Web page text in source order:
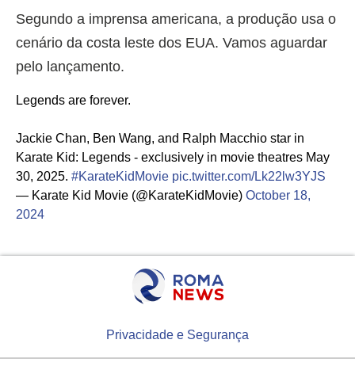
Segundo a imprensa americana, a produção usa o
cenário da costa leste dos EUA. Vamos aguardar
pelo lançamento.
Legends are forever.
Jackie Chan, Ben Wang, and Ralph Macchio star in
Karate Kid: Legends - exclusively in movie theatres May
30, 2025. #KarateKidMovie pic.twitter.com/Lk22lw3YJS
— Karate Kid Movie (@KarateKidMovie) October 18,
2024
Privacidade e Segurança